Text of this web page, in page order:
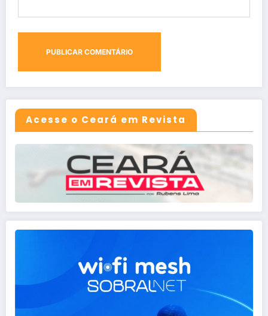
Acesse o Ceará em Revista